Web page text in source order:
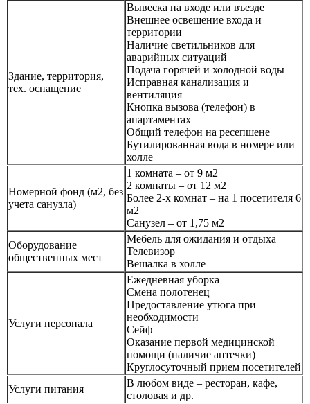
Здание, территория,
тех. оснащение
Вывеска на входе или въезде
Внешнее освещение входа и
территории
Наличие светильников для
аварийных ситуаций
Подача горячей и холодной воды
Исправная канализация и
вентиляция
Кнопка вызова (телефон) в
апартаментах
Общий телефон на ресепшене
Бутилированная вода в номере или
холле
Номерной фонд (м2, без
учета санузла)
1 комната – от 9 м2
2 комнаты – от 12 м2
Более 2-х комнат – на 1 посетителя 6
м2
Санузел – от 1,75 м2
Оборудование
общественных мест
Мебель для ожидания и отдыха
Телевизор
Вешалка в холле
Услуги персонала
Ежедневная уборка
Смена полотенец
Предоставление утюга при
необходимости
Сейф
Оказание первой медицинской
помощи (наличие аптечки)
Круглосуточный прием посетителей
Услуги питания
В любом виде – ресторан, кафе,
столовая и др.